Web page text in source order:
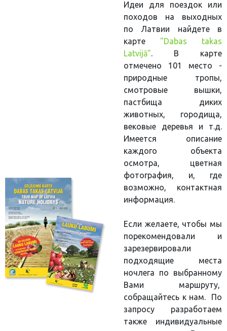
Идеи для поездок или
походов на выходных
по Латвии найдете в
карте "Dabas takas
Latvijā". В карте
отмечено 101 место -
природные тропы,
смотровые вышки,
пастбища диких
животных, городища,
вековые деревья и т.д.
Имеется описание
каждого объекта
осмотра, цветная
фотография, и, где
возможно, контактная
информация.
Если желаете, чтобы мы
порекомендовали и
зарезервировали
подходящие места
ночлега по выбранному
Вами маршруту,
собращайтесь к нам. По
запросу разработаем
также индивидуальные